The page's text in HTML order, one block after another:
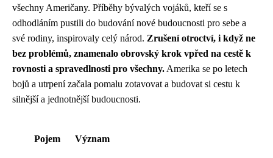
všechny Američany. Příběhy bývalých vojáků, kteří se s
odhodláním pustili do budování nové budoucnosti pro sebe a
své rodiny, inspirovaly celý národ. Zrušení otroctví, i když ne
bez problémů, znamenalo obrovský krok vpřed na cestě k
rovnosti a spravedlnosti pro všechny. Amerika se po letech
bojů a utrpení začala pomalu zotavovat a budovat si cestu k
silnější a jednotnější budoucnosti.
Pojem Význam